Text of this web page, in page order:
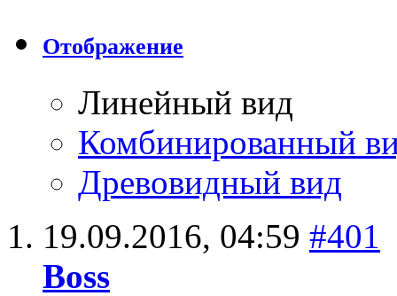
Отображение
Линейный вид
Комбинированный
Древовидный вид
19.09.2016, 04:59 #401
Boss